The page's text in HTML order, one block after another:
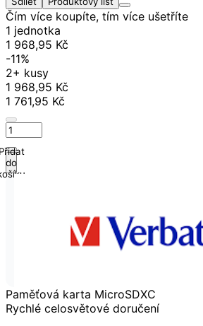
Čím více koupíte, tím více ušetříte
1 jednotka
1 968,95 Kč
-11%
2+ kusy
1 968,95 Kč
1 761,95 Kč
do
Paměťová karta MicroSDXC
Rychlé celosvětové doručení